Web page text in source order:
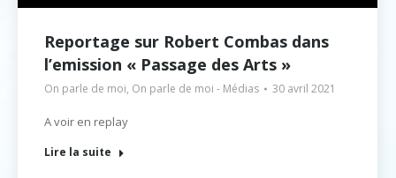
Reportage sur Robert Combas dans
l’emission « Passage des Arts »
On parle de moi, On parle de moi - Médias 30 avril 2021
A voir en replay
Lire la suite